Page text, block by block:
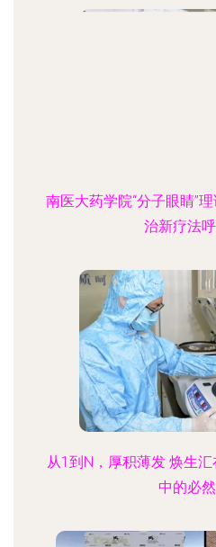
南医大药学院“分子眼睛”
治新疗法
从1到N，厚积薄发 焕生
中的必